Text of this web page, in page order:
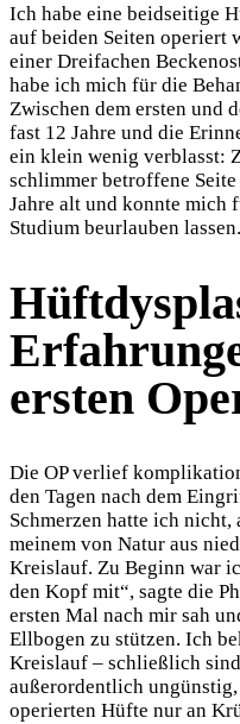
Ich habe eine beidseitige
auf beiden Seiten operiert
einer Dreifachen
habe ich mich für die
Zwischen dem ersten und
fast 12 Jahre und die
ein klein wenig verblasst:
schlimmer betroffene
Jahre alt und konnte mich
Studium beurlauben lassen.
ersten
Die OP verlief
den Tagen nach dem
Schmerzen hatte ich
meinem von Natur aus
Kreislauf. Zu Beginn war
den Kopf mit“, sagte die
ersten Mal nach mir sah
Ellbogen zu stützen. Ich
Kreislauf – schließlich
außerordentlich
operierten Hüfte nur an